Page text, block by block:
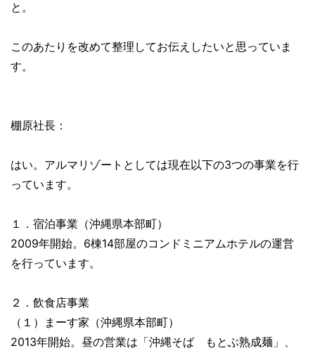
と。
このあたりを改めて整理してお伝えしたいと思っていま
す。
棚原社長：
はい。アルマリゾートとしては現在以下の3つの事業を行
っています。
１．宿泊事業（沖縄県本部町）
2009年開始。6棟14部屋のコンドミニアムホテルの運営
を行っています。
２．飲食店事業
（１）まーす家（沖縄県本部町）
2013年開始。昼の営業は「沖縄そば もとぶ熟成麺」、